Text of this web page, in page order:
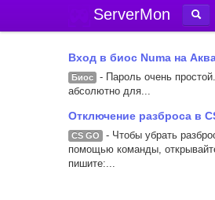
ServerMon
Вход в биос Numa на
Биос
- Пароль очень
абсолютно для...
Отключение разброса в
CS GO
- Чтобы убрать
помощью команды,
пишите:...